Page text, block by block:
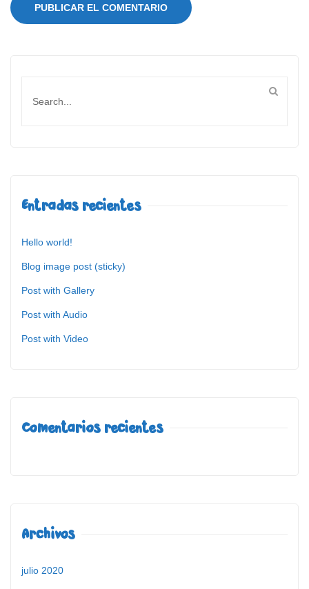
Entradas recientes
Hello world!
Blog image post (sticky)
Post with Gallery
Post with Audio
Post with Video
Comentarios recientes
Archivos
julio 2020